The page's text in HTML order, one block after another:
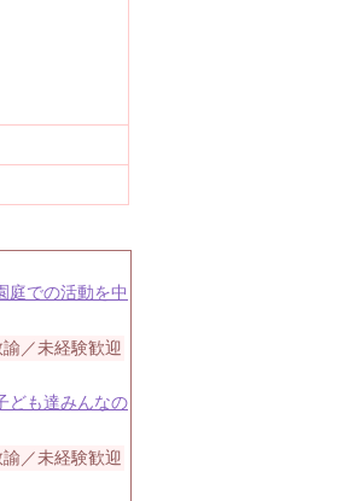
庭での活動を中
／未経験歓迎
ども達みんなの
／未経験歓迎